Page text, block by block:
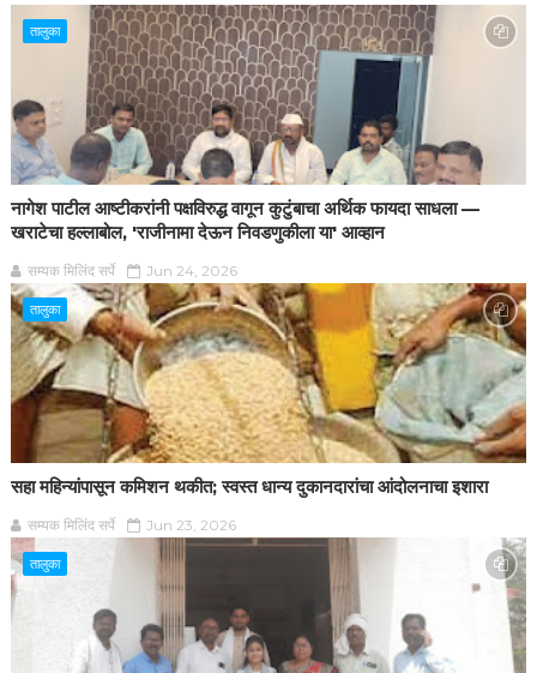
तालुका
नागेश पाटील आष्टीकरांनी पक्षविरुद्ध वागून कुटुंबाचा अर्थिक फायदा साधला —
खराटेचा हल्लाबोल, 'राजीनामा देऊन निवडणुकीला या' आव्हान
सम्यक मिलिंद सर्पे Jun 24, 2026
तालुका
सहा महिन्यांपासून कमिशन थकीत; स्वस्त धान्य दुकानदारांचा आंदोलनाचा इशारा
सम्यक मिलिंद सर्पे Jun 23, 2026
तालुका